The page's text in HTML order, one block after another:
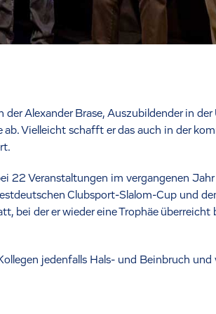
Alexander Brase, Auszubildender in
Vielleicht schafft er das auch in der
22 Veranstaltungen im vergangenen Jahr
Clubsport-Slalom-Cup und
bei der er wieder eine Trophäe
jedenfalls Hals- und Beinbruch und